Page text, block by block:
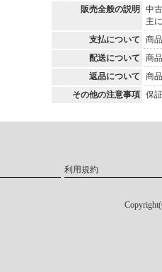
販売全般の説明
中
主
支払について
商
配送について
商
返品について
商
その他の注意事項 保
利用規約